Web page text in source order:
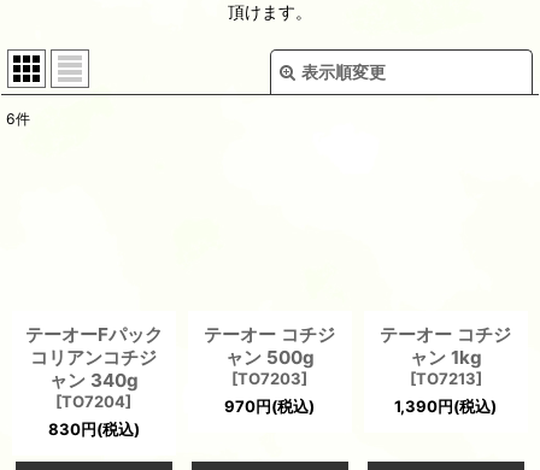
頂けます。
表示順変更
6件
テーオーFパック
コリアンコチジ
ャン 340g
[TO7204]
830円(税込)
テーオー コチジ
ャン 500g
[TO7203]
970円(税込)
テーオー コチジ
ャン 1kg
[TO7213]
1,390円(税込)